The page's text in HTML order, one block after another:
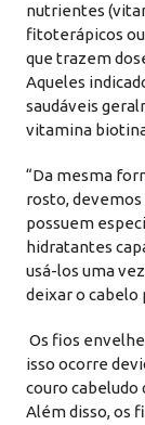
nutrientes
fitoterápicos
que trazem
Aqueles
saudáveis
vitamina
“Da mesma
rosto, devemos
possuem
hidratantes
usá-los uma
deixar o cabelo
Os fios
isso ocorre
couro cabeludo
Além disso, os